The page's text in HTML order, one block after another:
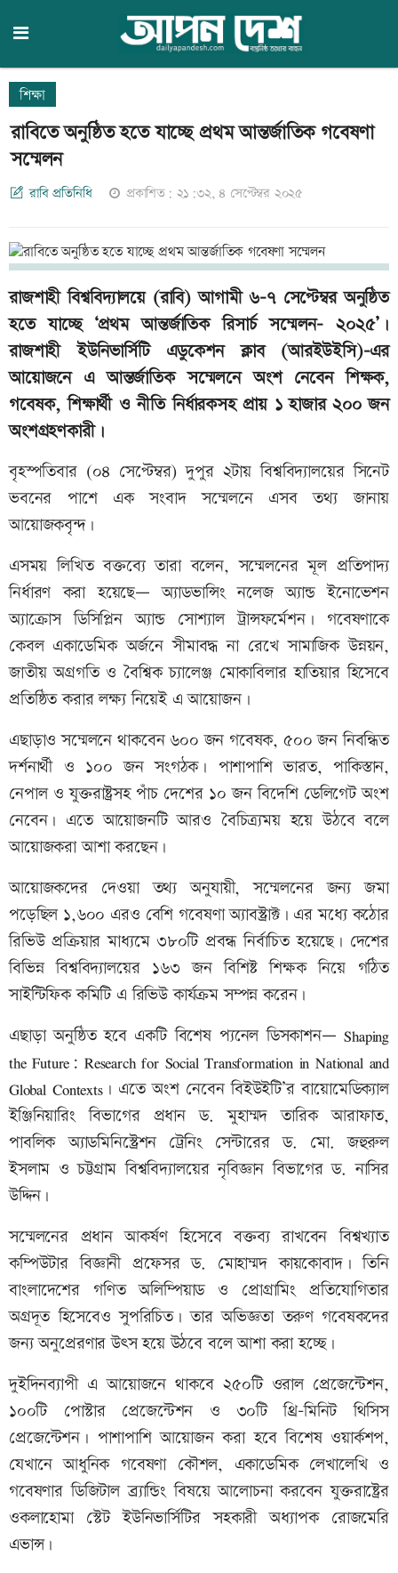
শিক্ষা
রাবিতে অনুষ্ঠিত হতে যাচ্ছে প্রথম আন্তর্জাতিক গবেষণা
সম্মেলন
রাবি প্রতিনিধি প্রকাশিত: ২১:৩২, ৪ সেপ্টেম্বর ২০২৫
রাজশাহী বিশ্ববিদ্যালয়ে (রাবি) আগামী ৬-৭ সেপ্টেম্বর অনুষ্ঠিত
হতে যাচ্ছে ‘প্রথম আন্তর্জাতিক রিসার্চ সম্মেলন- ২০২৫’।
রাজশাহী ইউনিভার্সিটি এডুকেশন ক্লাব (আরইউইসি)-এর
আয়োজনে এ আন্তর্জাতিক সম্মেলনে অংশ নেবেন শিক্ষক,
গবেষক, শিক্ষার্থী ও নীতি নির্ধারকসহ প্রায় ১ হাজার ২০০ জন
অংশগ্রহণকারী।
বৃহস্পতিবার (০৪ সেপ্টেম্বর) দুপুর ২টায় বিশ্ববিদ্যালয়ের সিনেট
ভবনের পাশে এক সংবাদ সম্মেলনে এসব তথ্য জানায়
আয়োজকবৃন্দ।
এসময় লিখিত বক্তব্যে তারা বলেন, সম্মেলনের মূল প্রতিপাদ্য
নির্ধারণ করা হয়েছে— অ্যাডভান্সিং নলেজ অ্যান্ড ইনোভেশন
অ্যাক্রোস ডিসিপ্লিন অ্যান্ড সোশ্যাল ট্রান্সফর্মেশন। গবেষণাকে
কেবল একাডেমিক অর্জনে সীমাবদ্ধ না রেখে সামাজিক উন্নয়ন,
জাতীয় অগ্রগতি ও বৈশ্বিক চ্যালেঞ্জ মোকাবিলার হাতিয়ার হিসেবে
প্রতিষ্ঠিত করার লক্ষ্য নিয়েই এ আয়োজন।
এছাড়াও সম্মেলনে থাকবেন ৬০০ জন গবেষক, ৫০০ জন নিবন্ধিত
দর্শনার্থী ও ১০০ জন সংগঠক। পাশাপাশি ভারত, পাকিস্তান,
নেপাল ও যুক্তরাষ্ট্রসহ পাঁচ দেশের ১০ জন বিদেশি ডেলিগেট অংশ
নেবেন। এতে আয়োজনটি আরও বৈচিত্র্যময় হয়ে উঠবে বলে
আয়োজকরা আশা করছেন।
আয়োজকদের দেওয়া তথ্য অনুযায়ী, সম্মেলনের জন্য জমা
পড়েছিল ১,৬০০ এরও বেশি গবেষণা অ্যাবস্ট্রাক্ট। এর মধ্যে কঠোর
রিভিউ প্রক্রিয়ার মাধ্যমে ৩৮০টি প্রবন্ধ নির্বাচিত হয়েছে। দেশের
বিভিন্ন বিশ্ববিদ্যালয়ের ১৬৩ জন বিশিষ্ট শিক্ষক নিয়ে গঠিত
সাইন্টিফিক কমিটি এ রিভিউ কার্যক্রম সম্পন্ন করেন।
এছাড়া অনুষ্ঠিত হবে একটি বিশেষ প্যনেল ডিসকাশন— Shaping
the Future: Research for Social Transformation in National and
Global Contexts। এতে অংশ নেবেন বিইউইটি’র বায়োমেডিক্যাল
ইঞ্জিনিয়ারিং বিভাগের প্রধান ড. মুহাম্মদ তারিক আরাফাত,
পাবলিক অ্যাডমিনিস্ট্রেশন ট্রেনিং সেন্টারের ড. মো. জহুরুল
ইসলাম ও চট্টগ্রাম বিশ্ববিদ্যালয়ের নৃবিজ্ঞান বিভাগের ড. নাসির
উদ্দিন।
সম্মেলনের প্রধান আকর্ষণ হিসেবে বক্তব্য রাখবেন বিশ্বখ্যাত
কম্পিউটার বিজ্ঞানী প্রফেসর ড. মোহাম্মদ কায়কোবাদ। তিনি
বাংলাদেশের গণিত অলিম্পিয়াড ও প্রোগ্রামিং প্রতিযোগিতার
অগ্রদূত হিসেবেও সুপরিচিত। তার অভিজ্ঞতা তরুণ গবেষকদের
জন্য অনুপ্রেরণার উৎস হয়ে উঠবে বলে আশা করা হচ্ছে।
দুইদিনব্যাপী এ আয়োজনে থাকবে ২৫০টি ওরাল প্রেজেন্টেশন,
১০০টি পোস্টার প্রেজেন্টেশন ও ৩০টি থ্রি-মিনিট থিসিস
প্রেজেন্টেশন। পাশাপাশি আয়োজন করা হবে বিশেষ ওয়ার্কশপ,
যেখানে আধুনিক গবেষণা কৌশল, একাডেমিক লেখালেখি ও
গবেষণার ডিজিটাল ব্র্যান্ডিং বিষয়ে আলোচনা করবেন যুক্তরাষ্ট্রের
ওকলাহোমা স্টেট ইউনিভার্সিটির সহকারী অধ্যাপক রোজমেরি
এভান্স।